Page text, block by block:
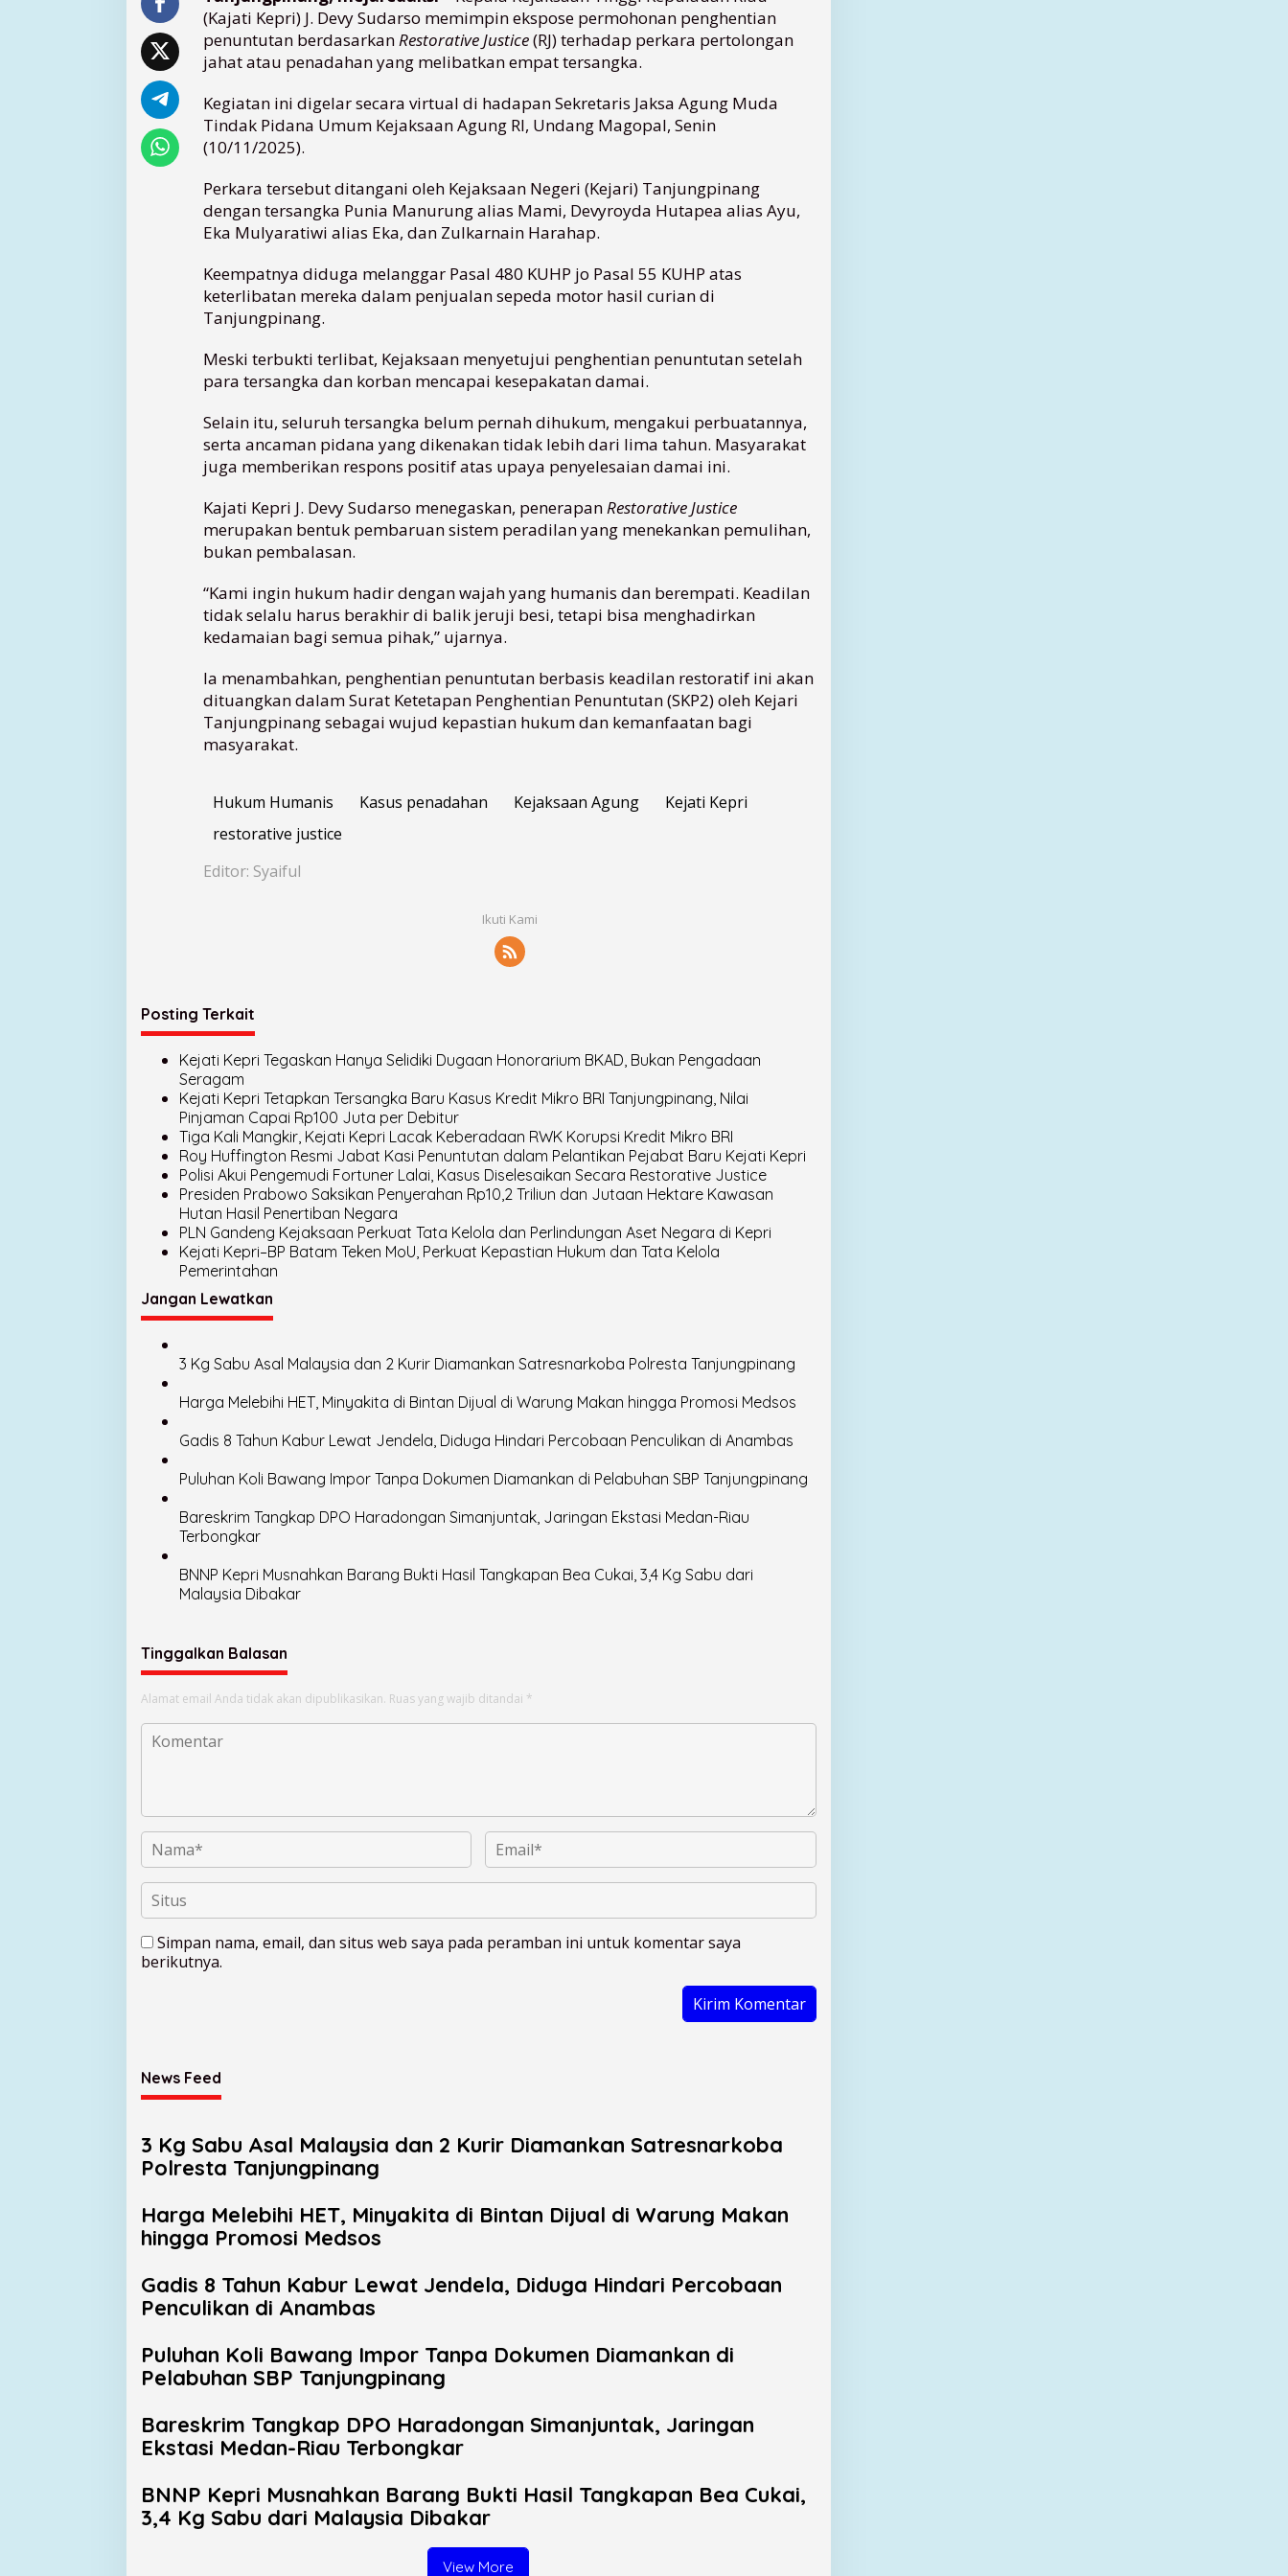
t
i
k
a
n
P
e
n
n
t
u
a
K
a
u
s
e
n
a
d
a
h
a
n
e
w
a
R
e
s
t
o
t
v
J
(Kajati Kepri) J. Devy Sudarso memimpin ekspose permohonan penghentian
penuntutan berdasarkanRestorative Justice(RJ) terhadap perkara pertolongan
jahat atau penadahan yang melibatkan empat tersangka.
Kegiatan ini digelar secara virtual di hadapan Sekretaris Jaksa Agung Muda
Tindak Pidana Umum Kejaksaan Agung RI, Undang Magopal, Senin
(10/11/2025).
Perkara tersebut ditangani oleh Kejaksaan Negeri (Kejari) Tanjungpinang
dengan tersangka Punia Manurung alias Mami, Devyroyda Hutapea alias Ayu,
Eka Mulyaratiwi alias Eka, dan Zulkarnain Harahap.
Keempatnya diduga melanggar Pasal 480 KUHP jo Pasal 55 KUHP atas
keterlibatan mereka dalam penjualan sepeda motor hasil curian di
Tanjungpinang.
Meski terbukti terlibat, Kejaksaan menyetujui penghentian penuntutan setelah
para tersangka dan korban mencapai kesepakatan damai.
Selain itu, seluruh tersangka belum pernah dihukum, mengakui perbuatannya,
serta ancaman pidana yang dikenakan tidak lebih dari lima tahun. Masyarakat
juga memberikan respons positif atas upaya penyelesaian damai ini.
Kajati Kepri J. Devy Sudarso menegaskan, penerapanRestorative Justice
merupakan bentuk pembaruan sistem peradilan yang menekankan pemulihan,
bukan pembalasan.
“Kami ingin hukum hadir dengan wajah yang humanis dan berempati. Keadilan
tidak selalu harus berakhir di balik jeruji besi, tetapi bisa menghadirkan
kedamaian bagi semua pihak,” ujarnya.
Ia menambahkan, penghentian penuntutan berbasis keadilan restoratif ini akan
dituangkan dalam Surat Ketetapan Penghentian Penuntutan (SKP2) oleh Kejari
Tanjungpinang sebagai wujud kepastian hukum dan kemanfaatan bagi
masyarakat.
Hukum Humanis Kasus penadahan Kejaksaan Agung
Kejati Kepri
restorative justice
Editor: Syaiful
Ikuti Kami
Posting Terkait
Kejati Kepri Tegaskan Hanya Selidiki Dugaan Honorarium BKAD, Bukan Pengadaan
Seragam
Kejati Kepri Tetapkan Tersangka Baru Kasus Kredit Mikro BRI Tanjungpinang, Nilai
Pinjaman Capai Rp100 Juta per Debitur
Tiga Kali Mangkir, Kejati Kepri Lacak Keberadaan RWK Korupsi Kredit Mikro BRI
Roy Huffington Resmi Jabat Kasi Penuntutan dalam Pelantikan Pejabat Baru Kejati Kepri
Polisi Akui Pengemudi Fortuner Lalai, Kasus Diselesaikan Secara Restorative Justice
Presiden Prabowo Saksikan Penyerahan Rp10,2 Triliun dan Jutaan Hektare Kawasan
Hutan Hasil Penertiban Negara
PLN Gandeng Kejaksaan Perkuat Tata Kelola dan Perlindungan Aset Negara di Kepri
Kejati Kepri–BP Batam Teken MoU, Perkuat Kepastian Hukum dan Tata Kelola
Pemerintahan
Jangan Lewatkan
3 Kg Sabu Asal Malaysia dan 2 Kurir Diamankan Satresnarkoba Polresta Tanjungpinang
Harga Melebihi HET, Minyakita di Bintan Dijual di Warung Makan hingga Promosi Medsos
Gadis 8 Tahun Kabur Lewat Jendela, Diduga Hindari Percobaan Penculikan di Anambas
Puluhan Koli Bawang Impor Tanpa Dokumen Diamankan di Pelabuhan SBP Tanjungpinang
Bareskrim Tangkap DPO Haradongan Simanjuntak, Jaringan Ekstasi Medan-Riau
Terbongkar
BNNP Kepri Musnahkan Barang Bukti Hasil Tangkapan Bea Cukai, 3,4 Kg Sabu dari
Malaysia Dibakar
Tinggalkan Balasan
Alamat email Anda tidak akan dipublikasikan. Ruas yang wajib ditandai *
Simpan nama, email, dan situs web saya pada peramban ini untuk komentar saya
berikutnya.
News Feed
3 Kg Sabu Asal Malaysia dan 2 Kurir Diamankan Satresnarkoba
Polresta Tanjungpinang
Harga Melebihi HET, Minyakita di Bintan Dijual di Warung Makan
hingga Promosi Medsos
Gadis 8 Tahun Kabur Lewat Jendela, Diduga Hindari Percobaan
Penculikan di Anambas
Puluhan Koli Bawang Impor Tanpa Dokumen Diamankan di
Pelabuhan SBP Tanjungpinang
Bareskrim Tangkap DPO Haradongan Simanjuntak, Jaringan
Ekstasi Medan-Riau Terbongkar
BNNP Kepri Musnahkan Barang Bukti Hasil Tangkapan Bea Cukai,
3,4 Kg Sabu dari Malaysia Dibakar
View More